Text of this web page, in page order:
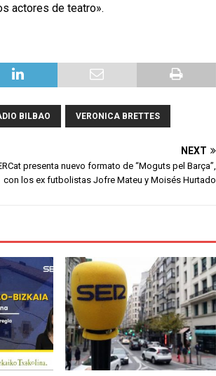
actores de teatro».
BILBAO VERONICA BRETTES
NEXT
presenta nuevo formato de “Moguts pel Barça”,
con los ex futbolistas Jofre Mateu y Moisés Hurtado